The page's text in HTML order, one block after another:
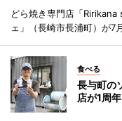
どら焼き専門店「
ェ」（長崎市長浦町）が7
食べる
長与町の
店が1周